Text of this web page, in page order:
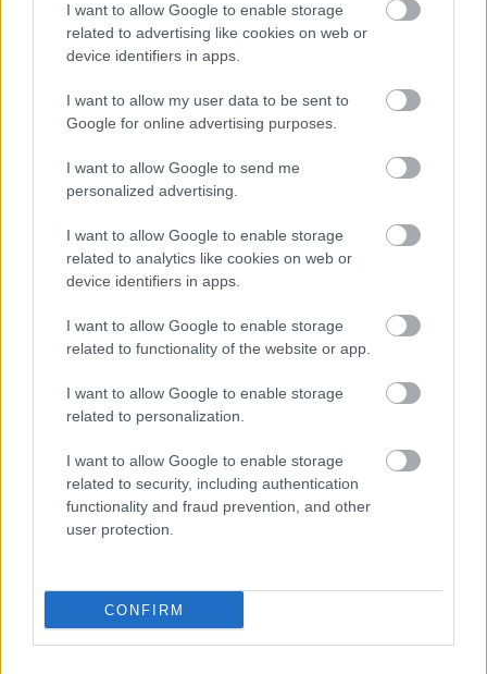
I want to allow Google to enable storage
related to advertising like cookies on web or
device identifiers in apps.
I want to allow my user data to be sent to
Google for online advertising purposes.
I want to allow Google to send me
personalized advertising.
I want to allow Google to enable storage
related to analytics like cookies on web or
device identifiers in apps.
I want to allow Google to enable storage
related to functionality of the website or app.
I want to allow Google to enable storage
related to personalization.
I want to allow Google to enable storage
related to security, including authentication
functionality and fraud prevention, and other
user protection.
CONFIRM
14 megdöbbentő dolog, ami